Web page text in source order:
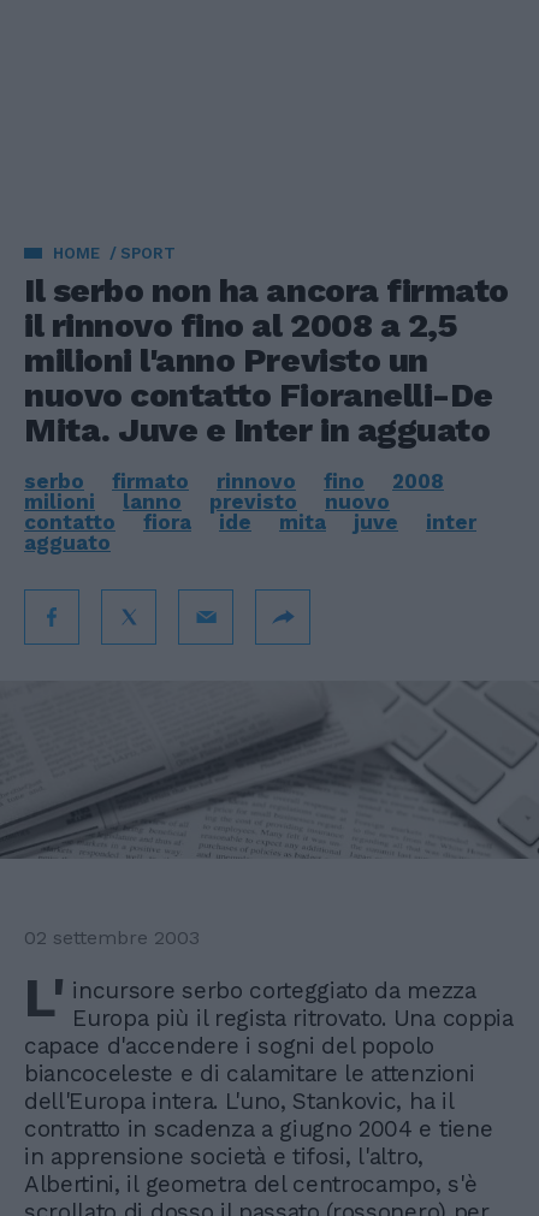
HOME SPORT
Il serbo non ha ancora firmato
il rinnovo fino al 2008 a 2,5
milioni l'anno Previsto un
nuovo contatto Fioranelli-De
Mita. Juve e Inter in agguato
serbo firmato rinnovo fino
2008
milioni
lanno previsto
nuovo
contatto
fiora ide mita juve
inter
agguato
02 settembre 2003
L' incursore serbo corteggiato da mezza
Europa più il regista ritrovato. Una coppia
capace d'accendere i sogni del popolo
biancoceleste e di calamitare le attenzioni
dell'Europa intera. L'uno, Stankovic, ha il
contratto in scadenza a giugno 2004 e tiene
in apprensione società e tifosi, l'altro,
Albertini, il geometra del centrocampo, s'è